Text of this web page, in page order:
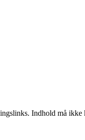
Indhold må ikke